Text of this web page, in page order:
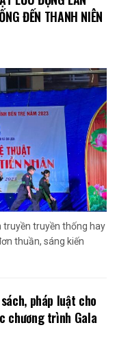
ĐẾN THANH NIÊN
truyền thống hay
thuần, sáng kiến
pháp luật cho
chương trình Gala